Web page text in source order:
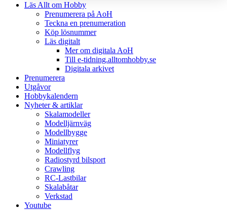
Läs Allt om Hobby
Prenumerera på AoH
Teckna en prenumeration
Köp lösnummer
Läs digitalt
Mer om digitala AoH
Till e-tidning.alltomhobby.se
Digitala arkivet
Prenumerera
Utgåvor
Hobbykalendern
Nyheter & artiklar
Skalamodeller
Modelljärnväg
Modellbygge
Miniatyrer
Modellflyg
Radiostyrd bilsport
Crawling
RC-Lastbilar
Skalabåtar
Verkstad
Youtube